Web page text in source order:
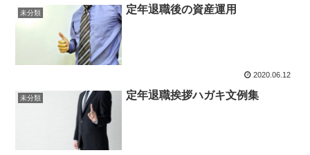
未分類 定年退職後の資産運用
2020.06.12
未分類 定年退職挨拶ハガキ文例集